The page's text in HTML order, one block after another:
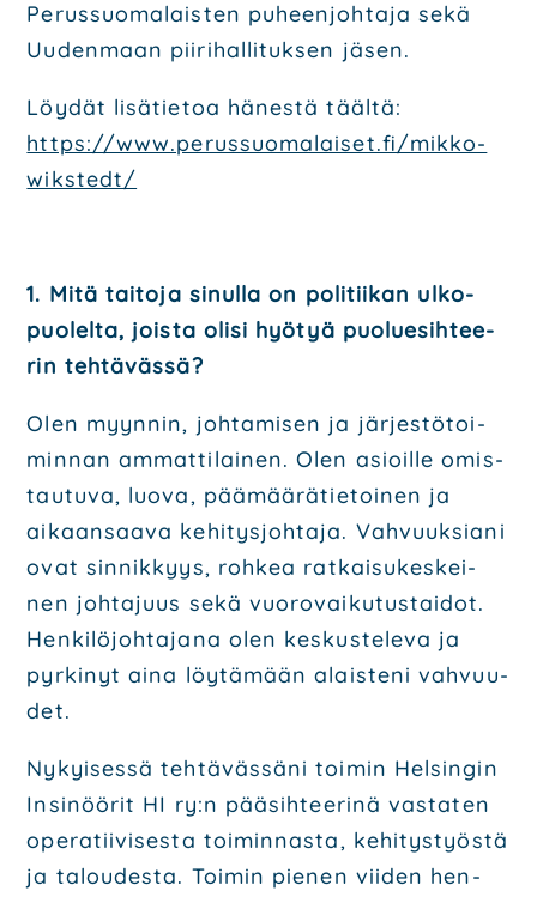
Perus­suo­ma­lais­ten puheen­joh­ta­ja sekä
Uuden­maan pii­ri­hal­li­tuk­sen jäsen.
Löy­dät lisä­tie­toa hänes­tä tääl­tä:
https://www.perussuomalaiset.fi/mikko-
wikstedt/
1. Mitä tai­to­ja sinul­la on poli­tii­kan ulko­
puo­lel­ta, jois­ta oli­si hyö­tyä puo­lue­sih­tee­
rin teh­tä­väs­sä?
Olen myyn­nin, joh­ta­mi­sen ja jär­jes­tö­toi­
min­nan ammat­ti­lai­nen. Olen asioil­le omis­
tau­tu­va, luo­va, pää­mää­rä­tie­toi­nen ja
aikaan­saa­va kehi­tys­joh­ta­ja. Vah­vuuk­sia­ni
ovat sin­nik­kyys, roh­kea rat­kai­su­kes­kei­
nen joh­ta­juus sekä vuo­ro­vai­ku­tus­tai­dot.
Hen­ki­lö­joh­ta­ja­na olen kes­kus­te­le­va ja
pyr­ki­nyt aina löy­tä­mään alais­te­ni vah­vuu­
det.
Nykyi­ses­sä teh­tä­väs­sä­ni toi­min Hel­sin­gin
Insi­nöö­rit HI ry:n pää­sih­tee­ri­nä vas­ta­ten
ope­ra­tii­vi­ses­ta toi­min­nas­ta, kehi­tys­työs­tä
ja talou­des­ta. Toi­min pie­nen vii­den hen­